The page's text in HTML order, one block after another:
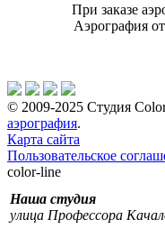
При заказе
Аэрография
© 2009-2025 Студия
аэрография.
Карта сайта
Пользовательское
color-line
Наша студия
улица Профессора